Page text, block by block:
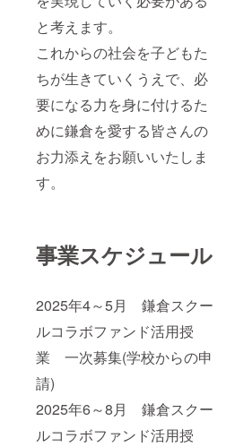
と考えます。
これからの社会を子どもた
ちが生きていくうえで、必
要になる力を身に付けるた
めに鎌倉を愛する皆さんの
お力添えをお願いいたしま
す。
事業スケジュール
2025年4～5月 鎌倉スクー
ルコラボファンド活用授
業 一次募集(学校からの申
請)
2025年6～8月 鎌倉スクー
ルコラボファンド活用授